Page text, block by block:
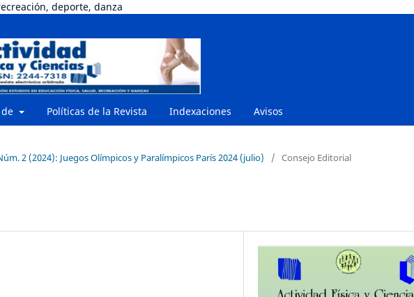
deporte, danza
Políticas de la Revista Indexaciones Avisos
2 (2024): Juegos Olímpicos y Paralímpicos París 2024 (julio) / Consejo Editorial